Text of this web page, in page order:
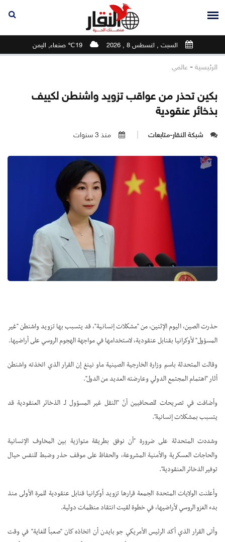
السبت , اغسطس 8 , 2026 19℃ صنعاء, اليمن
الرئيسية - عالمي
بكين تحذر من عواقب تزويد واشنطن لكييف
بذخائر عنقودية
شبكة النقار-متابعات منذ 3 سنوات
حذرت الصين، اليوم الإثنين، من "مشكلات إنسانية"، قد يتسبب بها تزويد واشنطن "غير
المسؤول" لأوكرانيا بقنابل عنقودية، لاستخدامها في مواجهة الهجوم الروسي على أراضيها.
وقالت المتحدثة باسم وزارة الخارجية الصينية ماو نينغ إن القرار الذي اتخذته واشنطن
أثار "اهتمام المجتمع الدولي وعارضته العديد من الدول".
وأضافت في تصريحات للصحافيين أنّ "النقل غير المسؤول لـ الذخائر العنقودية قد
يتسبب بمشكلات إنسانية".
وشددت المتحدثة على ضرورة "أن نوفق بطريقة متوازية بين المخاوف الإنسانية
والحاجات العسكرية والأمنية المشروعة، والحفاظ على موقف حذر وضبط للنفس حيال
توفير الذخائر العنقودية".
وأعلنت الولايات المتحدة الجمعة قرارها تزويد أوكرانيا قنابل عنقودية للمرة الأولى منذ
بدء الغزو الروسي لأراضيها، في خطوة لقيت انتقاد منظمات دولية.
وأتى القرار الذي أكد الرئيس الأمريكي جو بايدن أن اتخاذه كان "صعباً للغاية" في وقت